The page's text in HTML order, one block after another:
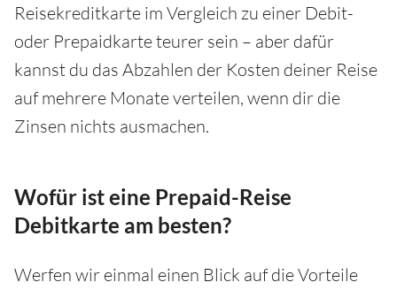
Reisekreditkarte im Vergleich zu einer Debit-
oder Prepaidkarte teurer sein – aber dafür
kannst du das Abzahlen der Kosten deiner Reise
auf mehrere Monate verteilen, wenn dir die
Zinsen nichts ausmachen.
Wofür ist eine Prepaid-Reise
Debitkarte am besten?
Werfen wir einmal einen Blick auf die Vorteile